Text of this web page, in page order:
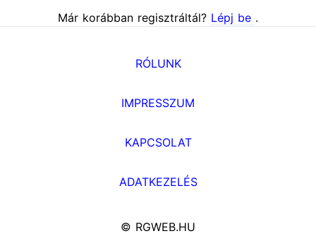
Már korábban regisztráltál? Lépj be .
RÓLUNK
IMPRESSZUM
KAPCSOLAT
ADATKEZELÉS
© RGWEB.HU